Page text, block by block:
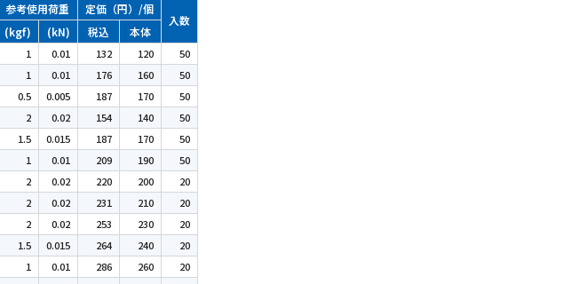
参考使用荷重 定価（円）/個
入数
(kgf) (kN) 税込 本体
1 0.01 132 120
50
1 0.01 176 160
50
0.5 0.005 187 170
50
2 0.02 154 140
50
1.5 0.015 187 170
50
1 0.01 209 190
50
2 0.02 220 200
20
2 0.02 231 210
20
2 0.02 253 230
20
1.5 0.015 264 240
20
1 0.01 286 260
20